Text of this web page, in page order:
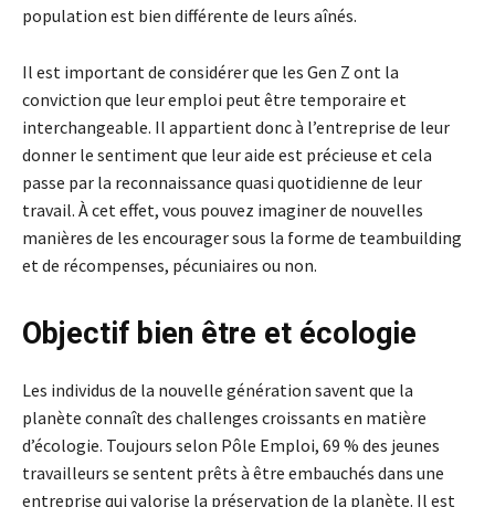
population est bien différente de leurs aînés.
Il est important de considérer que les Gen Z ont la
conviction que leur emploi peut être temporaire et
interchangeable. Il appartient donc à l’entreprise de leur
donner le sentiment que leur aide est précieuse et cela
passe par la reconnaissance quasi quotidienne de leur
travail. À cet effet, vous pouvez imaginer de nouvelles
manières de les encourager sous la forme de teambuilding
et de récompenses, pécuniaires ou non.
Objectif bien être et écologie
Les individus de la nouvelle génération savent que la
planète connaît des challenges croissants en matière
d’écologie. Toujours selon Pôle Emploi, 69 % des jeunes
travailleurs se sentent prêts à être embauchés dans une
entreprise qui valorise la préservation de la planète. Il est